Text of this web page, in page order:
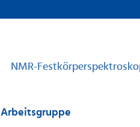
NMR-
Arbeitsgruppe